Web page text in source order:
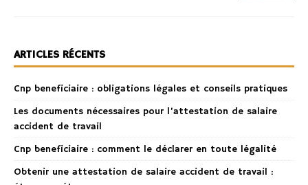
ARTICLES RÉCENTS
Cnp beneficiaire : obligations légales et conseils pratiques
Les documents nécessaires pour l’attestation de salaire
accident de travail
Cnp beneficiaire : comment le déclarer en toute légalité
Obtenir une attestation de salaire accident de travail :